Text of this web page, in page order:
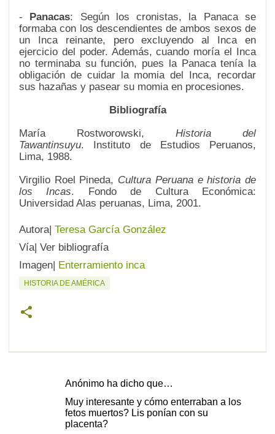
- Panacas: Según los cronistas, la Panaca se
formaba con los descendientes de ambos sexos de
un Inca reinante, pero excluyendo al Inca en
ejercicio del poder. Además, cuando moría el Inca
no terminaba su función, pues la Panaca tenía la
obligación de cuidar la momia del Inca, recordar
sus hazañas y pasear su momia en procesiones.
Bibliografía
María Rostworowski, Historia del
Tawantinsuyu. Instituto de Estudios Peruanos,
Lima, 1988.
Virgilio Roel Pineda, Cultura Peruana e historia de
los Incas. Fondo de Cultura Económica:
Universidad Alas peruanas, Lima, 2001.
Autora| Teresa García González
Vía| Ver bibliografía
Imagen| Enterramiento inca
HISTORIA DE AMÉRICA
Anónimo ha dicho que…
Muy interesante y cómo enterraban a los
fetos muertos? Lis ponían con su
placenta?